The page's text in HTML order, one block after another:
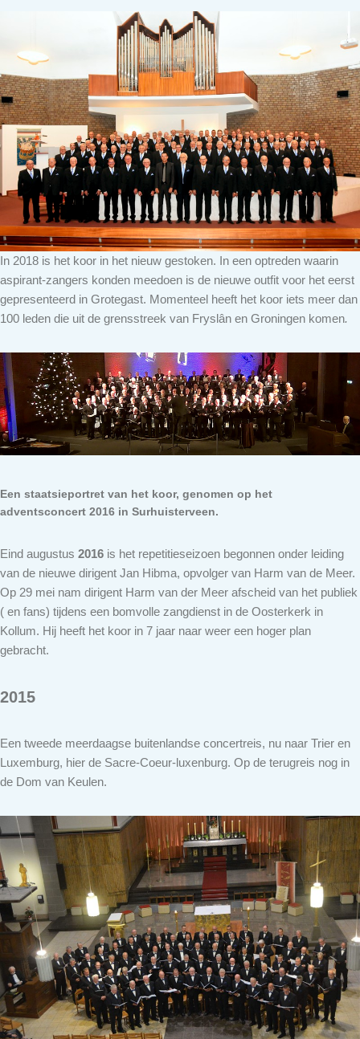
In 2018 is het koor in het nieuw gestoken. In een optreden waarin
aspirant-zangers konden meedoen is de nieuwe outfit voor het eerst
gepresenteerd in Grotegast. Momenteel heeft het koor iets meer dan
100 leden die uit de grensstreek van Fryslân en Groningen komen.
Een staatsieportret van het koor, genomen op het
adventsconcert 2016 in Surhuisterveen.
Eind augustus 2016 is het repetitieseizoen begonnen onder leiding
van de nieuwe dirigent Jan Hibma, opvolger van Harm van de Meer.
Op 29 mei nam dirigent Harm van der Meer afscheid van het publiek
( en fans) tijdens een bomvolle zangdienst in de Oosterkerk in
Kollum. Hij heeft het koor in 7 jaar naar weer een hoger plan
gebracht.
2015
Een tweede meerdaagse buitenlandse concertreis, nu naar Trier en
Luxemburg, hier de Sacre-Coeur-luxenburg. Op de terugreis nog in
de Dom van Keulen.